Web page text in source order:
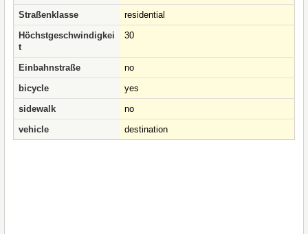
Straßenklasse
residential
Höchstgeschwindigkei
t
30
Einbahnstraße
no
bicycle
yes
sidewalk
no
vehicle
destination